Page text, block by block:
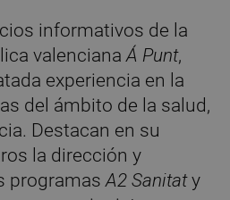
informativos de la
valencianaÁ Punt,
experiencia en la
del ámbito de la salud,
Destacan en su
la dirección y
programasA2 Sanitaty